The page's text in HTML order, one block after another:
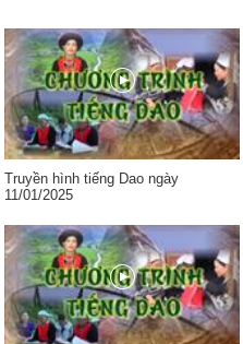
Truyền hình tiếng Dao ngày
11/01/2025